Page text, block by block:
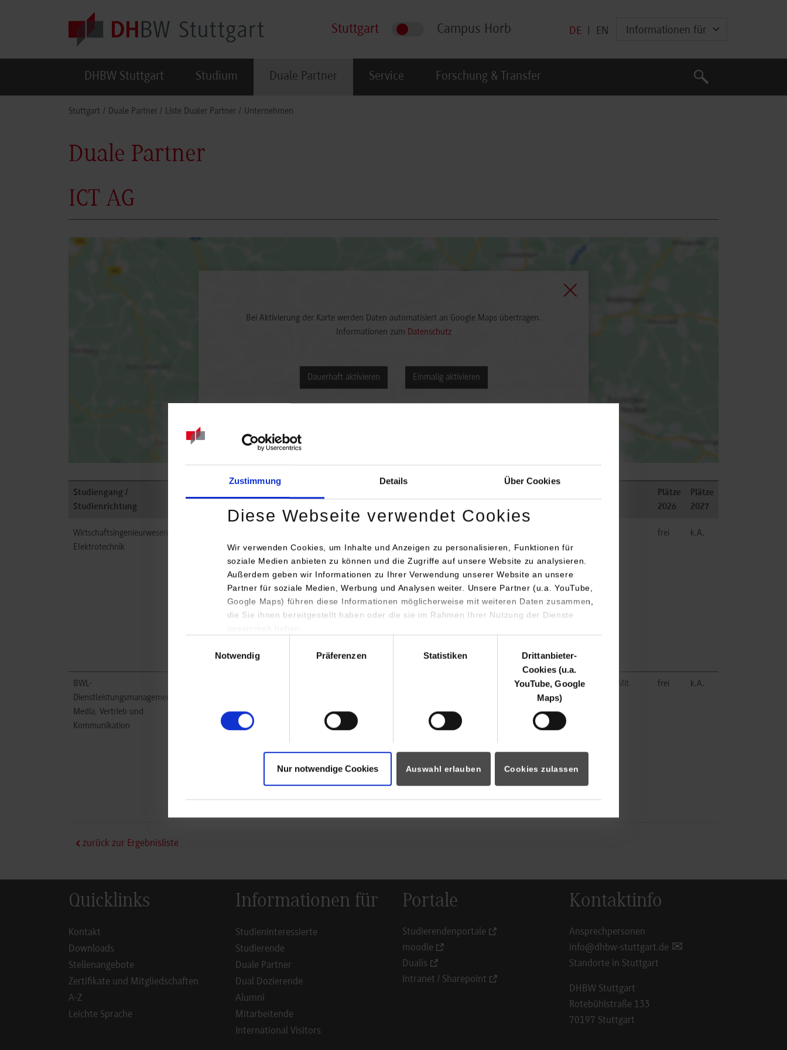
Zustimmung Details Über Cookies
Diese Webseite verwendet Cookies
Wir verwenden Cookies, um Inhalte und Anzeigen zu personalisieren, Funktionen für
soziale Medien anbieten zu können und die Zugriffe auf unsere Website zu analysieren.
Außerdem geben wir Informationen zu Ihrer Verwendung unserer Website an unsere
Partner für soziale Medien, Werbung und Analysen weiter. Unsere Partner (u.a. YouTube,
Google Maps) führen diese Informationen möglicherweise mit weiteren Daten zusammen,
die Sie ihnen bereitgestellt haben oder die sie im Rahmen Ihrer Nutzung der Dienste
Notwendig
Präferenzen Statistiken
Drittanbieter-
Cookies (u.a.
YouTube, Google
Maps)
Nur notwendige Cookies Auswahl erlauben Cookies zulassen
Stuttgart Campus Horb DE EN Informationen für
DHBW Stuttgart Studium Duale Partner Service Forschung & Transfer
Suche
Suche
Stuttgart Duale Partner Liste Dualer Partner Unternehmen
Duale Partner
ICT AG
Bei Aktivierung der Karte werden Daten automatisiert an Google Maps übertragen.
Informationen zum Datenschutz
Dauerhaft aktivieren Einmalig aktivieren
Studiengang /
Studienrichtung
Plätze
2026
Plätze
2027
Wirtschaftsingenieurwesen /
Elektrotechnik
Erscheckweg 1
Kohlberg
www.ict.de
102-143
job@ict.de
frei k.A.
BWL-
Dienstleistungsmanagement-
Media, Vertrieb und
Kommunikation
Kohlberg
job@ict.de
Abwechslungsreiche Tätigkeiten, spannende Zukunftsperspektiven und ein wertschätzendes Team. Mit
einer Ausbildung bei der ICT AG machst Du den ersten wichtigen Schritt in Deinem Berufsleben. Du
profitierst vom Know-How unserer Mitarbeiter/-innen und entwi
frei k.A.
zurück zur Ergebnisliste
Quicklinks
Kontakt
Downloads
Stellenangebote
Zertifikate und Mitgliedschaften
A-Z
Leichte Sprache
Informationen für
Studieninteressierte
Studierende
Duale Partner
Dual Dozierende
Alumni
Mitarbeitende
International Visitors
Portale
Studierendenportale
moodle
Dualis
Intranet / Sharepoint
Kontaktinfo
Ansprechpersonen
info@dhbw-stuttgart.de
Standorte in Stuttgart
DHBW Stuttgart
Rotebühlstraße 133
70197 Stuttgart